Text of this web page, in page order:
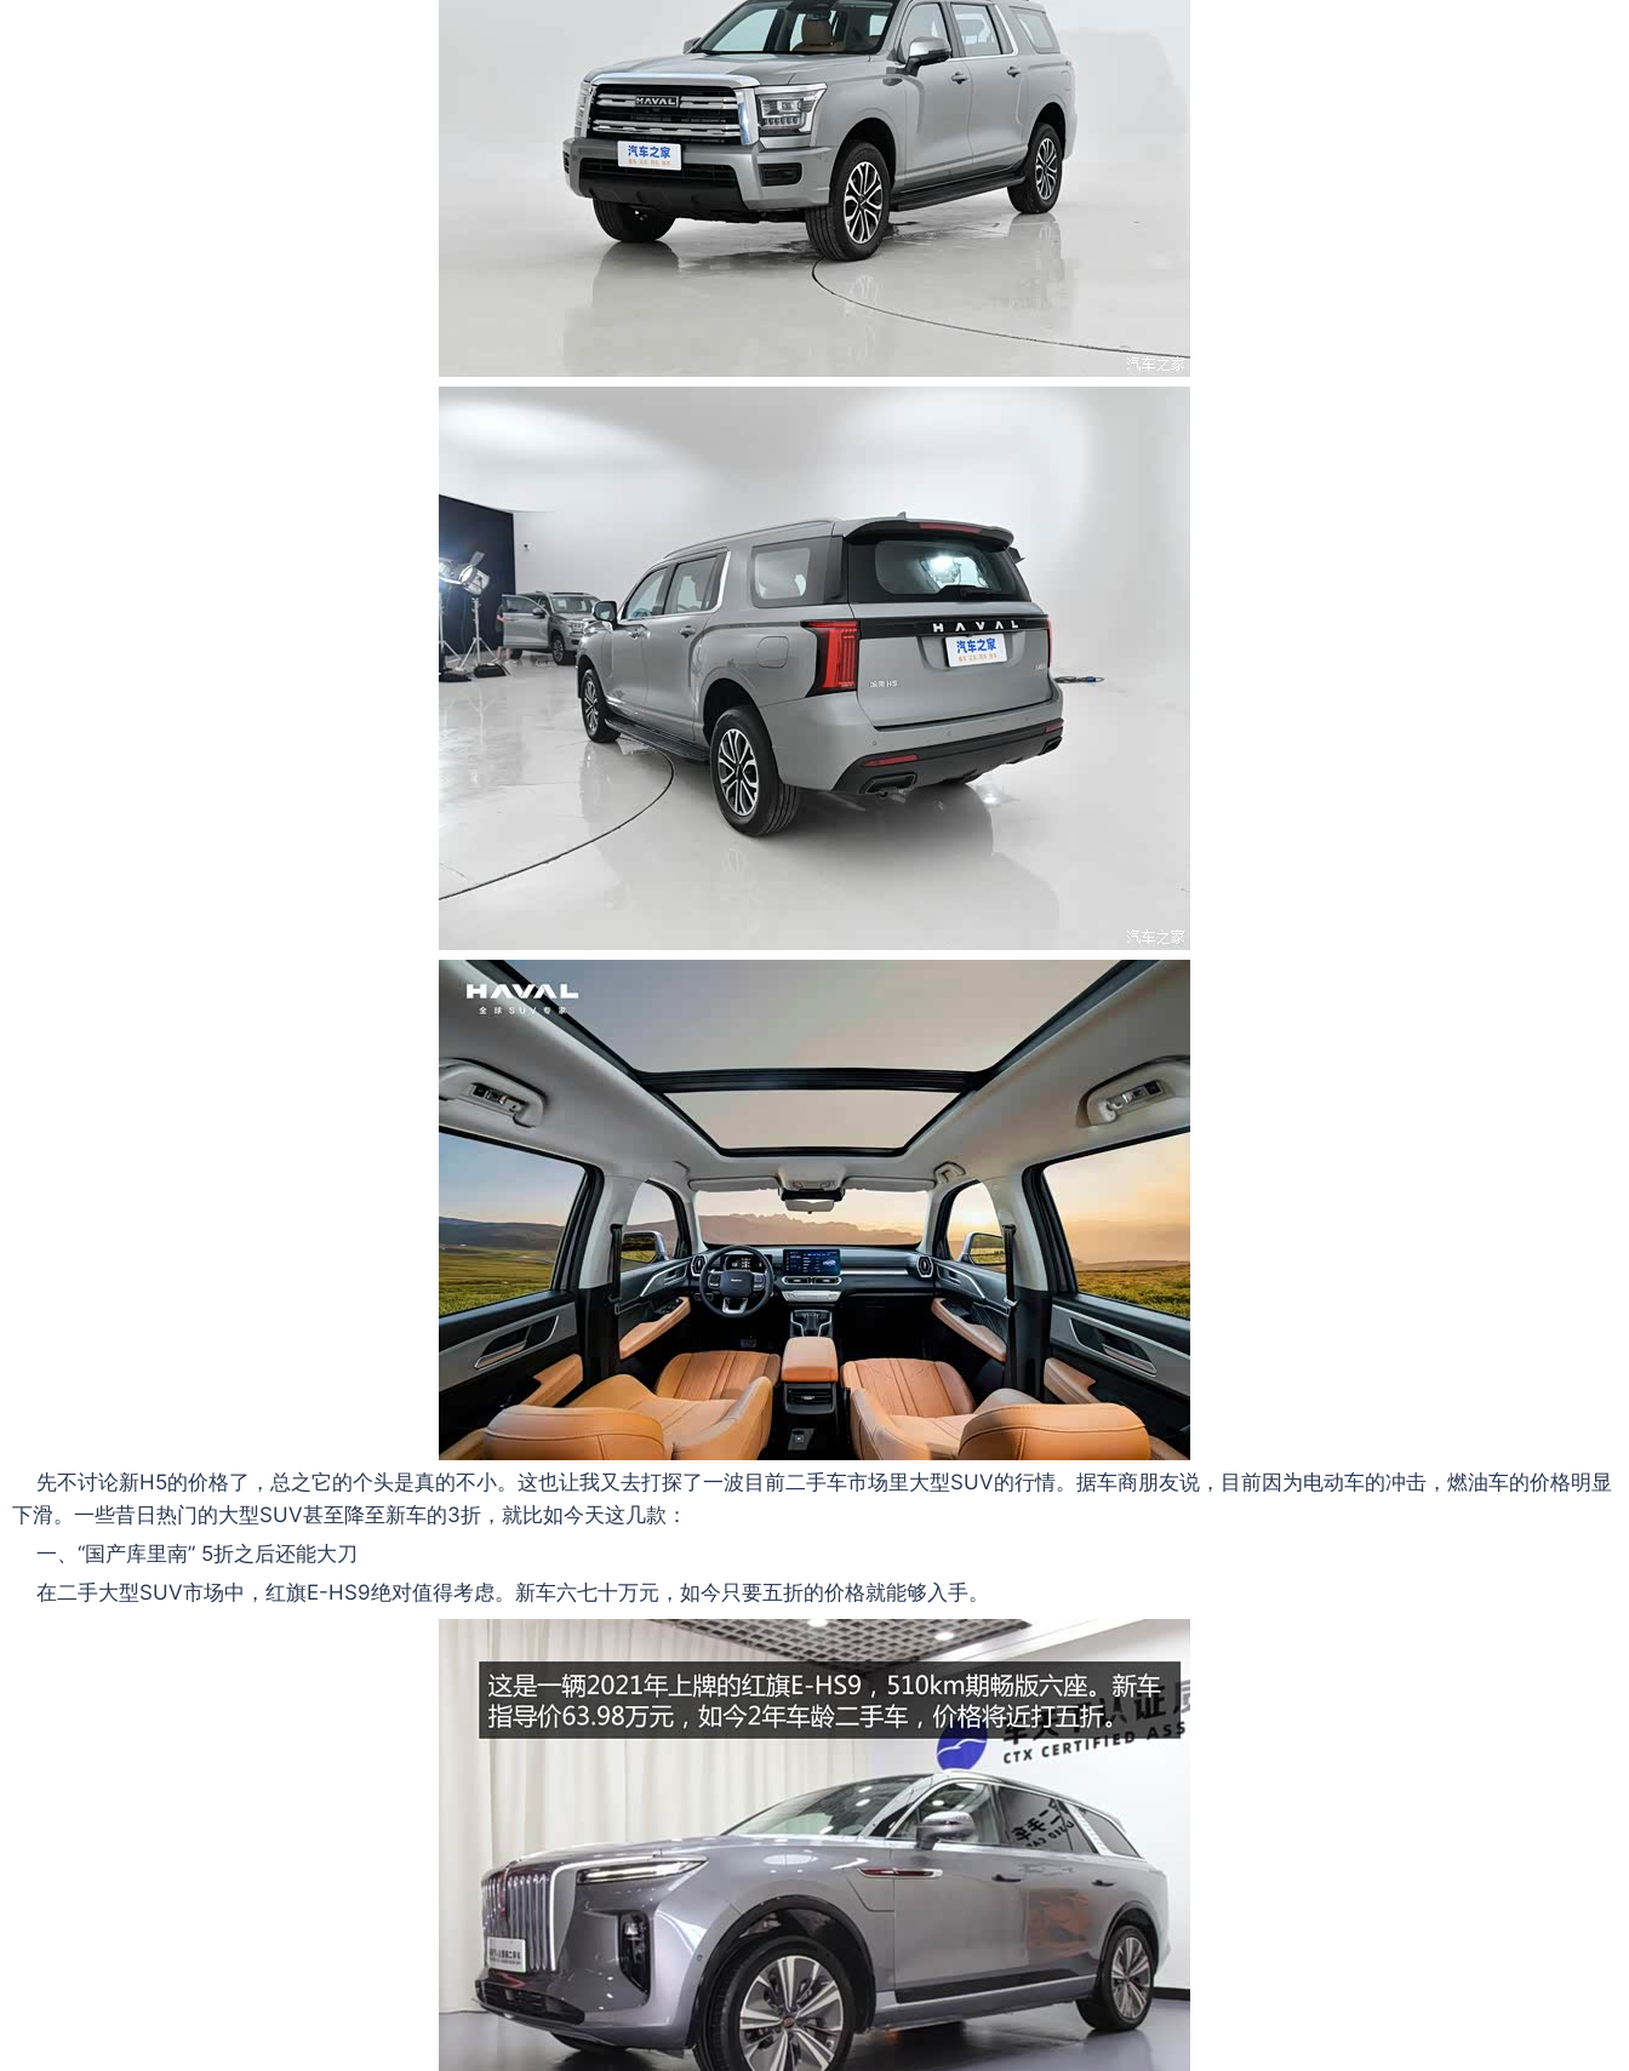
先不讨论新H5的价格了，总之它的个头是真的不小。这也让我又去打探了一波目前二手车市场里大型SUV的行情。据车商朋友说，目前因为电动车的冲击，燃油车的价格明显
下滑。一些昔日热门的大型SUV甚至降至新车的3折，就比如今天这几款：
一、“国产库里南” 5折之后还能大刀
在二手大型SUV市场中，红旗E-HS9绝对值得考虑。新车六七十万元，如今只要五折的价格就能够入手。